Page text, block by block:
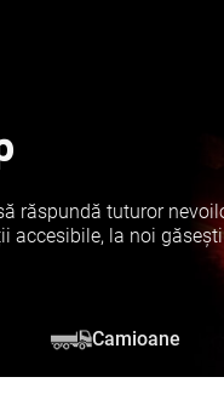
răspundă tuturor
accesibile, la noi
Camioane